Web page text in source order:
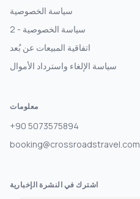
سياسة الخصوصية
سياسة الخصوصية - 2
اتفاقية المبيعات عن بُعد
سياسة الإلغاء واسترداد الأموال
معلومات
+90 5073575894
booking@crossroadstravel.com
اشترك في النشرة الإخبارية